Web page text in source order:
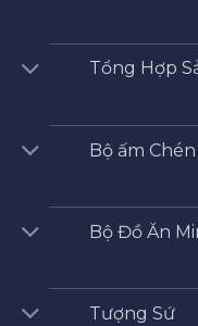
Tổng Hợp
Bộ ấm
Bộ Đồ Ăn
Tượng Sứ